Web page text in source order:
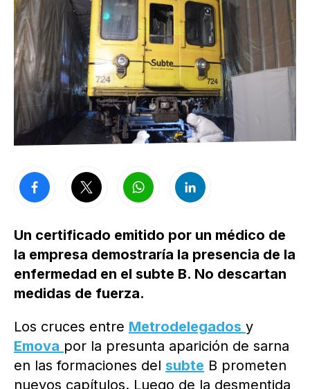
Un certificado emitido por un médico de
la empresa demostraría la presencia de la
enfermedad en el subte B. No descartan
medidas de fuerza.
Los cruces entre Metrodelegados y
Emova por la presunta aparición de sarna
en las formaciones del subte B prometen
nuevos capítulos. Luego de la desmentida